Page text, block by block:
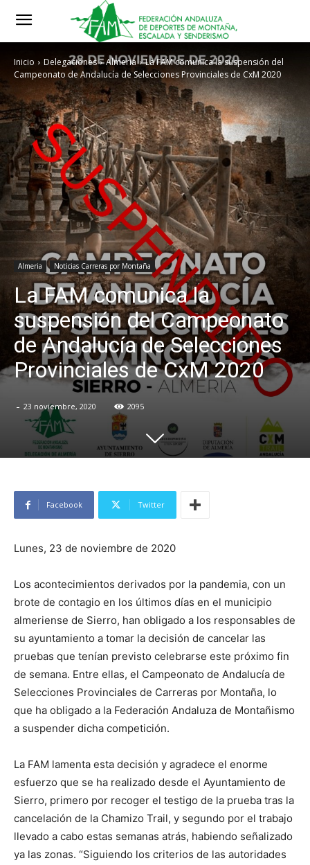
Inicio Delegaciones Almeria
La FAM comunica la suspensión del
Campeonato de Andalucía de Selecciones Provinciales de CxM 2020
Almeria Noticias Carreras por Montaña
La FAM comunica la
suspensión del Campeonato
de Andalucía de Selecciones
Provinciales de CxM 2020
- 23 noviembre, 2020 2095
Facebook Twitter
Lunes, 23 de noviembre de 2020
Los acontecimientos derivados por la pandemia, con un
brote de contagio en los últimos días en el municipio
almeriense de Sierro, han obligado a los responsables de
su ayuntamiento a tomar la decisión de cancelar las
pruebas que tenían previsto celebrarse este próximo fin
de semana. Entre ellas, el Campeonato de Andalucía de
Selecciones Provinciales de Carreras por Montaña, lo
que ha obligado a la Federación Andaluza de Montañismo
a suspender dicha competición.
La FAM lamenta esta decisión y agradece el enorme
esfuerzo que se ha realizado desde el Ayuntamiento de
Sierro, primero por recoger el testigo de la prueba tras la
cancelación de la Chamizo Trail, y segundo por el trabajo
llevado a cabo estas semanas atrás, habiendo señalizado
ya las zonas. “Siguiendo los criterios de las autoridades